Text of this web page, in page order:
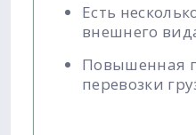
Есть
внешнего
Повышенная
перевозки